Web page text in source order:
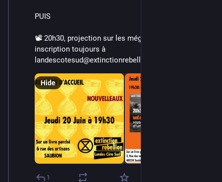
PUIS
📽️ 20h30, projection sur les mégabassines 👉
inscription toujours à
landescotesud@extinctionrebellion.fr
Hide
1